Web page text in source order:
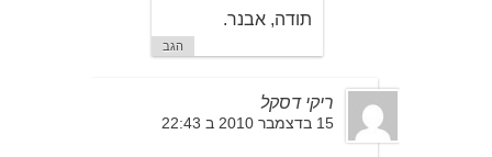
תודה, אבנר.
הגב
ריקי דסקל
15 בדצמבר 2010 ב 22:43